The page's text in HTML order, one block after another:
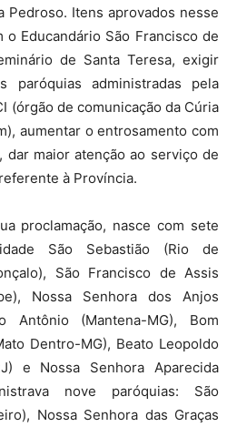
Pedroso. Itens aprovados nesse
Educandário São Francisco de
de Santa Teresa, exigir
paróquias administradas pela
(órgão de comunicação da Cúria
aumentar o entrosamento com
maior atenção ao serviço de
à Província.
proclamação, nasce com sete
São Sebastião (Rio de
São Francisco de Assis
Nossa Senhora dos Anjos
Antônio (Mantena-MG), Bom
Dentro-MG), Beato Leopoldo
e Nossa Senhora Aparecida
nove paróquias: São
Nossa Senhora das Graças